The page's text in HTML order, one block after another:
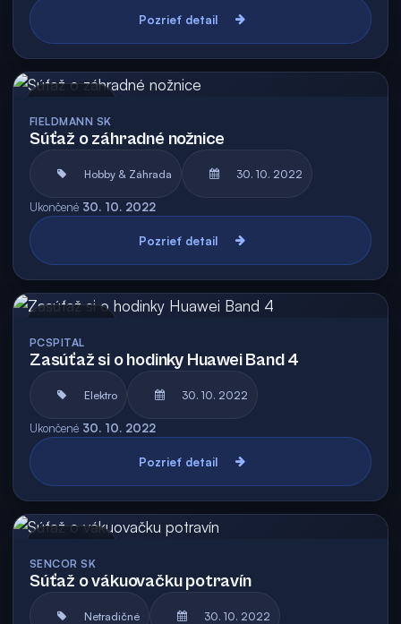
Pozrieť detail
FIELDMANN SK
Súťaž o záhradné nožnice
Hobby & Záhrada 30. 10. 2022
Ukončené 30. 10. 2022
Pozrieť detail
PCSPITAL
Zasúťaž si o hodinky Huawei Band 4
Elektro 30. 10. 2022
Ukončené 30. 10. 2022
Pozrieť detail
SENCOR SK
Súťaž o vákuovačku potravín
Netradičné 30. 10. 2022